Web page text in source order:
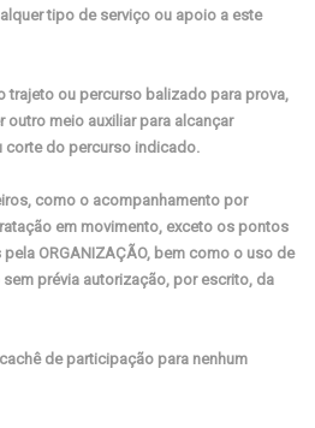
tipo de serviço ou apoio a este
trajeto ou percurso balizado para prova,
meio auxiliar para alcançar
corte do percurso indicado.
como o acompanhamento por
em movimento, exceto os pontos
ORGANIZAÇÃO, bem como o uso de
prévia autorização, por escrito, da
de participação para nenhum